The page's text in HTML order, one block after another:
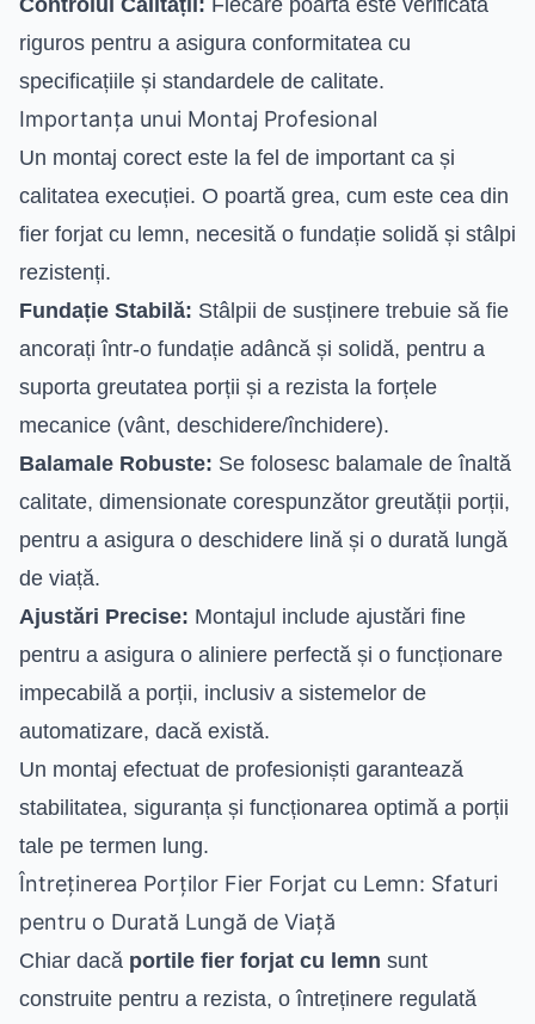
Controlul Calității: Fiecare poartă este verificată
riguros pentru a asigura conformitatea cu
specificațiile și standardele de calitate.
Importanța unui Montaj Profesional
Un montaj corect este la fel de important ca și
calitatea execuției. O poartă grea, cum este cea din
fier forjat cu lemn, necesită o fundație solidă și stâlpi
rezistenți.
Fundație Stabilă: Stâlpii de susținere trebuie să fie
ancorați într-o fundație adâncă și solidă, pentru a
suporta greutatea porții și a rezista la forțele
mecanice (vânt, deschidere/închidere).
Balamale Robuste: Se folosesc balamale de înaltă
calitate, dimensionate corespunzător greutății porții,
pentru a asigura o deschidere lină și o durată lungă
de viață.
Ajustări Precise: Montajul include ajustări fine
pentru a asigura o aliniere perfectă și o funcționare
impecabilă a porții, inclusiv a sistemelor de
automatizare, dacă există.
Un montaj efectuat de profesioniști garantează
stabilitatea, siguranța și funcționarea optimă a porții
tale pe termen lung.
Întreținerea Porților Fier Forjat cu Lemn: Sfaturi
pentru o Durată Lungă de Viață
Chiar dacă portile fier forjat cu lemn sunt
construite pentru a rezista, o întreținere regulată